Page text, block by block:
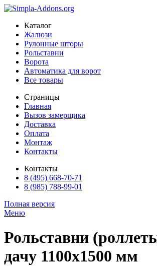
Каталог
Жалюзи
Рулонные шторы
Рольставни
Ворота
Автоматика для ворот
Все товары
Страницы
Главная
Вызов замерщика
Доставка
Оплата
Монтаж
Контакты
Контакты
8 (495) 668-70-71
8 (985) 788-99-01
Полная версия
Меню
Рольставни
дачу 1100х1500 мм